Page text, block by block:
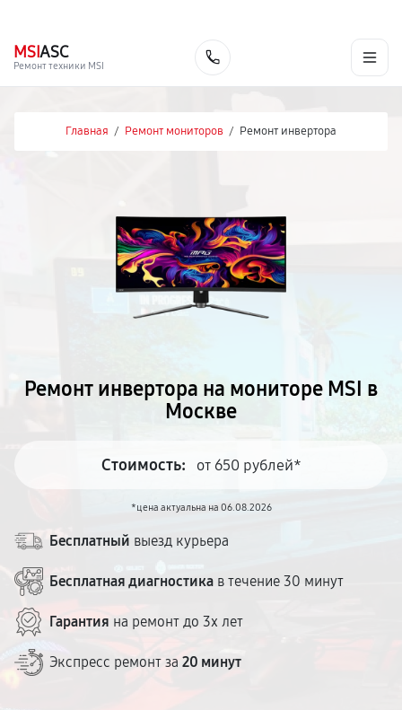
MSIASC
Ремонт техники MSI
Главная / Ремонт мониторов / Ремонт инвертора
Ремонт инвертора на мониторе MSI в
Москве
Стоимость: от 650 рублей*
*цена актуальна на 06.08.2026
Бесплатный выезд курьера
Бесплатная диагностика в течение 30 минут
Гарантия на ремонт до 3х лет
Экспресс ремонт за 20 минут